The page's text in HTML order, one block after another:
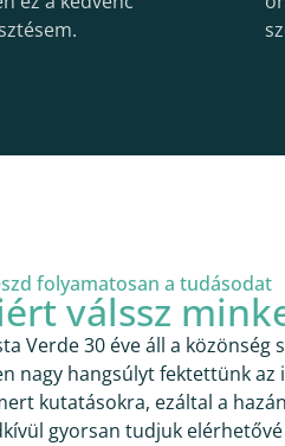
folyamatosan a tudásodat
válssz
Verde 30 éve áll a közönség
nagy hangsúlyt fektettünk
kutatásokra, ezáltal a
gyorsan tudjuk